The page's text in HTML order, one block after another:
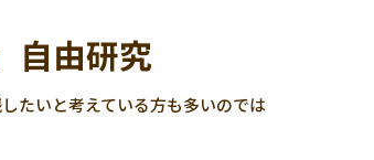
自由研究
たいと考えている方も多いのでは